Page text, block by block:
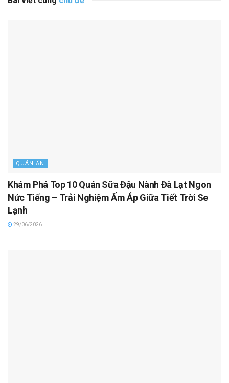
QUÁN ĂN
Khám Phá Top 10 Quán Sữa Đậu Nành Đà Lạt Ngon
Nức Tiếng – Trải Nghiệm Ấm Áp Giữa Tiết Trời Se
Lạnh
29/06/2026